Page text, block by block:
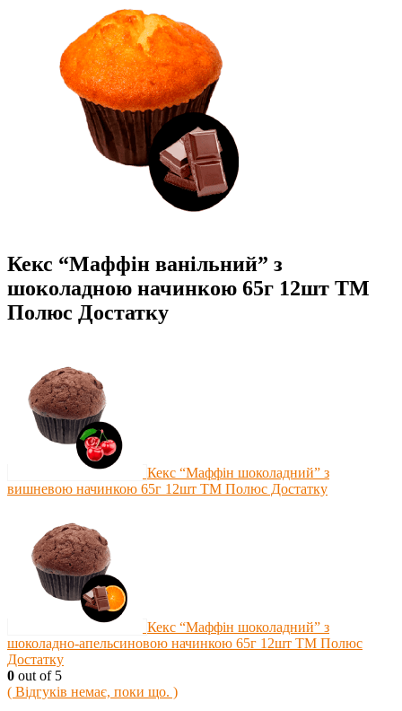
Кекс “Маффін ванільний” з
шоколадною начинкою 65г 12шт ТМ
Полюс Достатку
Кекс “Маффін шоколадний” з
вишневою начинкою 65г 12шт ТМ Полюс Достатку
Кекс “Маффін шоколадний” з
шоколадно-апельсиновою начинкою 65г 12шт ТМ Полюс
Достатку
0 out of 5
( Відгуків немає, поки що. )